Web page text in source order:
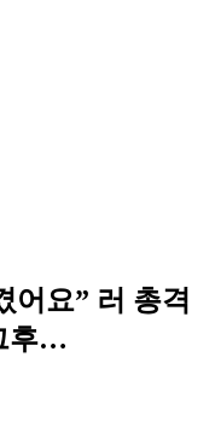
어요” 러 총격
후…